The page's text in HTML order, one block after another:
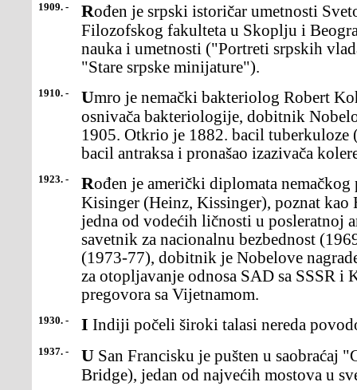
1909. - Rođen je srpski istoričar umetnosti Svetozar Radojčić, profesor
Filozofskog fakulteta u Skoplju i
nauka i umetnosti ("Portreti srpskih
"Stare srpske minijature").
1910. - Umro je nemački bakteriolog Robert Koh (Koch), jedan od
osnivača bakteriologije, dobitnik
1905. Otkrio je 1882. bacil
bacil antraksa i pronašao izazivača
1923. - Rođen je američki diplomata nemačkog porekla Hajnc Alfred
Kisinger (Heinz, Kissinger), poznat
jedna od vodećih ličnosti u posleratnoj
savetnik za nacionalnu bezbednost
(1973-77), dobitnik je Nobelove
za otopljavanje odnosa SAD sa SSSR i
pregovora sa Vijetnamom.
1930. - I Indiji počeli široki talasi nereda
1937. - U San Francisku je pušten u saobraćaj "Golden Gejt" (Golden Gate
Bridge), jedan od najvećih mostova u